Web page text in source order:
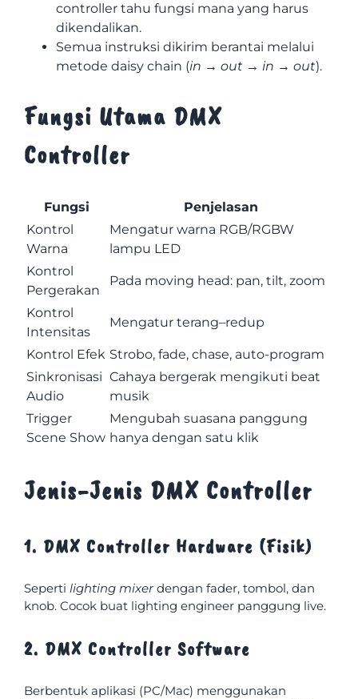
controller tahu fungsi mana yang harus
dikendalikan.
Semua instruksi dikirim berantai melalui
metode daisy chain (in → out → in → out).
Fungsi Utama DMX
Controller
Fungsi
Penjelasan
Kontrol
Warna
Mengatur warna RGB/RGBW
lampu LED
Kontrol
Pergerakan
Pada moving head: pan, tilt, zoom
Kontrol
Intensitas
Mengatur terang–redup
Kontrol Efek Strobo, fade, chase, auto-program
Sinkronisasi
Audio
Cahaya bergerak mengikuti beat
musik
Trigger
Scene Show
Mengubah suasana panggung
hanya dengan satu klik
Jenis-Jenis DMX Controller
1. DMX Controller Hardware (Fisik)
Seperti lighting mixerdengan fader, tombol, dan
knob. Cocok buat lighting engineer panggung live.
2. DMX Controller Software
Berbentuk aplikasi (PC/Mac) menggunakan